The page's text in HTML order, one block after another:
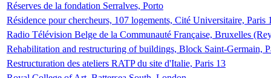
Réserves de la fondation Serralves, Porto
Résidence pour chercheurs, 107 logements, Cité Universitaire, Paris
Radio Télévision Belge de la Communauté Française, Bruxelles
Rehabilitation and restructuring of buildings, Block Saint-Germain,
Restructuration des ateliers RATP du site d'Italie, Paris 13